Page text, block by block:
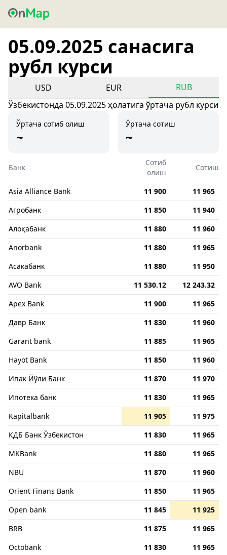
05.09.2025 санасига
рубл курси
USD EUR
RUB
Ўзбекистонда 05.09.2025 ҳолатига ўртача рубл курси
Ўртача сотиб олиш
~
Ўртача сотиш
~
Банк
Сотиб
олиш
Сотиш
Asia Alliance Bank 11 900
11 965
Агробанк
11 850
11 940
Алоқабанк
11 880
11 960
Anorbank
11 880
11 965
Асакабанк
11 880
11 950
AVO Bank
11 530.12
12 243.32
Apex Bank
11 900
11 965
Давр Банк
11 830
11 960
Garant bank
11 885
11 965
Hayot Bank
11 850
11 960
Ипак Йўли Банк
11 870
11 970
Ипотека банк
11 830
11 965
Kapitalbank
11 905
11 975
КДБ Банк Ўзбекистон
11 830
11 965
MKBank
11 880
11 965
NBU
11 870
11 960
Orient Finans Bank
11 850
11 965
Open bank
11 845
11 925
BRB
11 875
11 965
Octobank
11 830
11 965